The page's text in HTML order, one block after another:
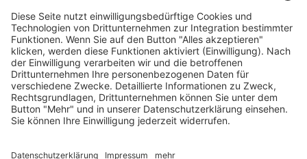
Wolfsburg Wirtschaft und Marketing GmbH
Porschestraße 26
38440 Wolfsburg
+49 5361 89994-0
info@wmg-wolfsburg.de